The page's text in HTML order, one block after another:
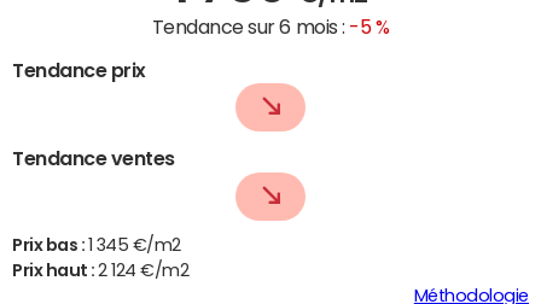
Tendance sur 6 mois : -5 %
Tendance prix
Tendance ventes
Prix bas :
1 345 €/m2
Prix haut :2 124 €/m2
Méthodologie